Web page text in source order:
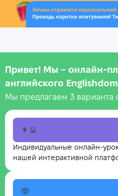
.
Привет! Мы –
английского Englishdom
Мы предлагаем 3 варианта
👩‍💻
Индивидуальные онлайн-
нашей интерактивной
🤓